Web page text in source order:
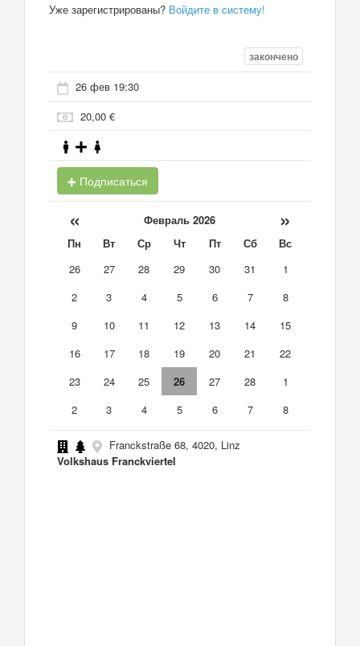
Уже зарегистрированы? Войдите в систему!
закончено
26 фев 19:30
20,00 €
Подписаться
« Февраль 2026 »
Пн Вт Ср Чт Пт Сб
Вс
26
27 28 29 30 31
1
2
3 4 5 6 7
8
9
10 11 12 13 14
15
16
17 18 19 20 21
22
23
24 25 26 27 28
1
2
3 4 5 6 7 8
Franckstraße 68, 4020, Linz
Volkshaus Franckviertel